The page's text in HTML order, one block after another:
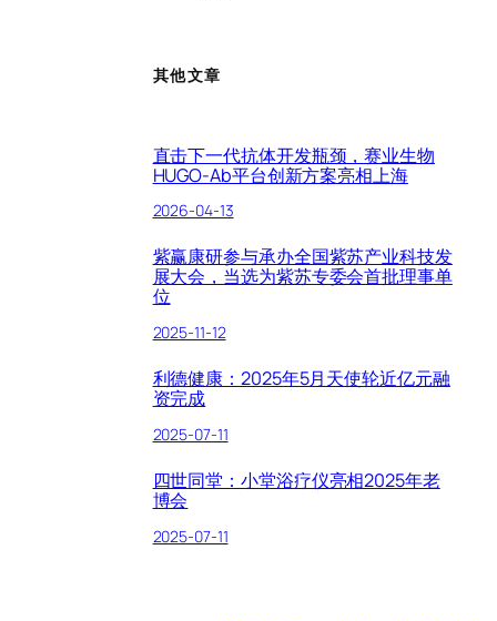
其他文章
直击下一代抗体开发瓶颈，赛业生物
HUGO-Ab平台创新方案亮相上海
2026-04-13
紫赢康研参与承办全国紫苏产业科技发
展大会，当选为紫苏专委会首批理事单
位
2025-11-12
利德健康：2025年5月天使轮近亿元融
资完成
2025-07-11
四世同堂：小堂浴疗仪亮相2025年老
博会
2025-07-11